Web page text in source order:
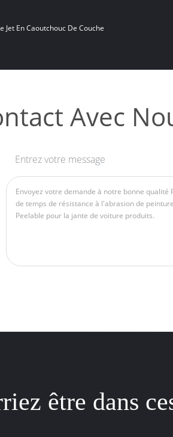
Jet En Caoutchouc De Couche
Avec
Entrez votre message
être dans